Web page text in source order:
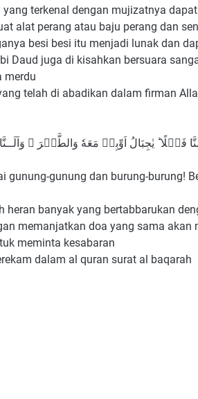
yang terkenal dengan mujizatnya
alat perang atau baju perang dan
besi besi itu menjadi lunak dan
Daud juga di kisahkan bersuara
merdu
telah di abadikan dalam firman
فَضۡلًا ؕ يٰجِبَالُ اَوِّبِىۡ مَعَهٗ وَالطَّيۡرَ
gunung-gunung dan burung-burung!
heran banyak yang bertabbarukan
memanjatkan doa yang sama
meminta kesabaran
dalam al quran surat al baqarah